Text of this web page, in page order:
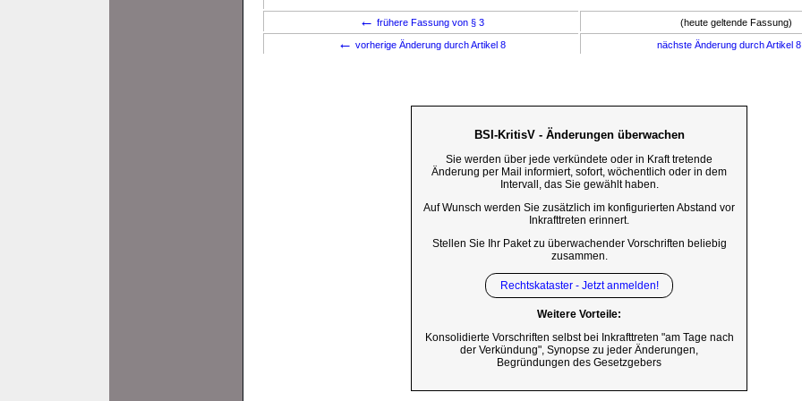
← frühere Fassung von § 3 (heute geltende Fassung)
← vorherige Änderung durch Artikel 8 nächste Änderung durch Artikel
BSI-KritisV - Änderungen überwachen
Sie werden über jede verkündete oder in Kraft tretende
Änderung per Mail informiert, sofort, wöchentlich oder in dem
Intervall, das Sie gewählt haben.
Auf Wunsch werden Sie zusätzlich im konfigurierten Abstand vor
Inkrafttreten erinnert.
Stellen Sie Ihr Paket zu überwachender Vorschriften beliebig
zusammen.
Rechtskataster - Jetzt anmelden!
Weitere Vorteile:
Konsolidierte Vorschriften selbst bei Inkrafttreten "am Tage nach
der Verkündung", Synopse zu jeder Änderungen,
Begründungen des Gesetzgebers